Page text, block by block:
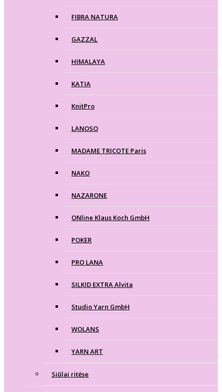
FIBRA NATURA
GAZZAL
HIMALAYA
KATIA
KnitPro
LANOSO
MADAME TRICOTE Paris
NAKO
NAZARONE
ONline Klaus Koch GmbH
POKER
PRO LANA
SILKID EXTRA Alvita
Studio Yarn GmbH
WOLANS
YARN ART
Siūlai ritėse